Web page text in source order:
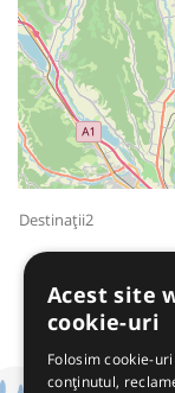
Destinații2
Acest site
cookie-uri
Folosim cookie-
conținutul,